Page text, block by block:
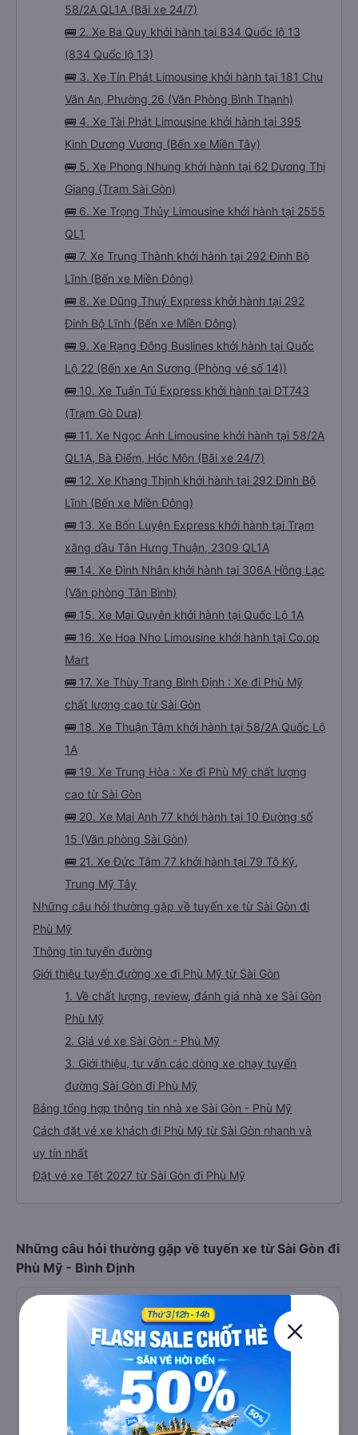
58/2A QL1A (Bãi xe 24/7)
🚌 2. Xe Ba Quy khởi hành tại 834 Quốc lộ 13
(834 Quốc lộ 13)
🚌 3. Xe Tín Phát Limousine khởi hành tại 181 Chu
Văn An, Phường 26 (Văn Phòng Bình Thạnh)
🚌 4. Xe Tài Phát Limousine khởi hành tại 395
Kinh Dương Vương (Bến xe Miền Tây)
🚌 5. Xe Phong Nhung khởi hành tại 62 Dương Thị
Giang (Trạm Sài Gòn)
🚌 6. Xe Trọng Thủy Limousine khởi hành tại 2555
QL1
🚌 7. Xe Trung Thành khởi hành tại 292 Đinh Bộ
Lĩnh (Bến xe Miền Đông)
🚌 8. Xe Dũng Thuỷ Express khởi hành tại 292
Đinh Bộ Lĩnh (Bến xe Miền Đông)
🚌 9. Xe Rạng Đông Buslines khởi hành tại Quốc
Lộ 22 (Bến xe An Sương (Phòng vé số 14))
🚌 10. Xe Tuấn Tú Express khởi hành tại DT743
(Trạm Gò Dưa)
🚌 11. Xe Ngọc Ánh Limousine khởi hành tại 58/2A
QL1A, Bà Điểm, Hóc Môn (Bãi xe 24/7)
🚌 12. Xe Khang Thịnh khởi hành tại 292 Đinh Bộ
Lĩnh (Bến xe Miền Đông)
🚌 13. Xe Bốn Luyện Express khởi hành tại Trạm
xăng dầu Tân Hưng Thuận, 2309 QL1A
🚌 14. Xe Đình Nhân khởi hành tại 306A Hồng Lạc
(Văn phòng Tân Bình)
🚌 15. Xe Mai Quyên khởi hành tại Quốc Lộ 1A
🚌 16. Xe Hoa Nho Limousine khởi hành tại Co.op
Mart
🚌 17. Xe Thùy Trang Bình Định : Xe đi Phù Mỹ
chất lượng cao từ Sài Gòn
🚌 18. Xe Thuận Tâm khởi hành tại 58/2A Quốc Lộ
1A
🚌 19. Xe Trung Hòa : Xe đi Phù Mỹ chất lượng
cao từ Sài Gòn
🚌 20. Xe Mai Anh 77 khởi hành tại 10 Đường số
15 (Văn phòng Sài Gòn)
🚌 21. Xe Đức Tâm 77 khởi hành tại 79 Tô Ký,
Trung Mỹ Tây
Những câu hỏi thường gặp về tuyến xe từ Sài Gòn đi
Phù Mỹ
Thông tin tuyến đường
Giới thiệu tuyến đường xe đi Phù Mỹ từ Sài Gòn
1. Về chất lượng, review, đánh giá nhà xe Sài Gòn
Phù Mỹ
2. Giá vé xe Sài Gòn - Phù Mỹ
3. Giới thiệu, tư vấn các dòng xe chạy tuyến
đường Sài Gòn đi Phù Mỹ
Bảng tổng hợp thông tin nhà xe Sài Gòn - Phù Mỹ
Cách đặt vé xe khách đi Phù Mỹ từ Sài Gòn nhanh và
uy tín nhất
Đặt vé xe Tết 2027 từ Sài Gòn đi Phù Mỹ
Những câu hỏi thường gặp về tuyến xe từ Sài Gòn đi
Phù Mỹ - Bình Định
Câu hỏi: Nhà xe đi Phù Mỹ - Bình Định từ
Sài Gòn được đánh giá tốt nhất?
Trả lời: Xe đi Phù Mỹ - Bình Định từ Sài Gòn được đánh
giá chất lượng tốt nhất là những nhà xe Thành Phát
(Bình Định), Ba Quy , Tín Phát Limousine.